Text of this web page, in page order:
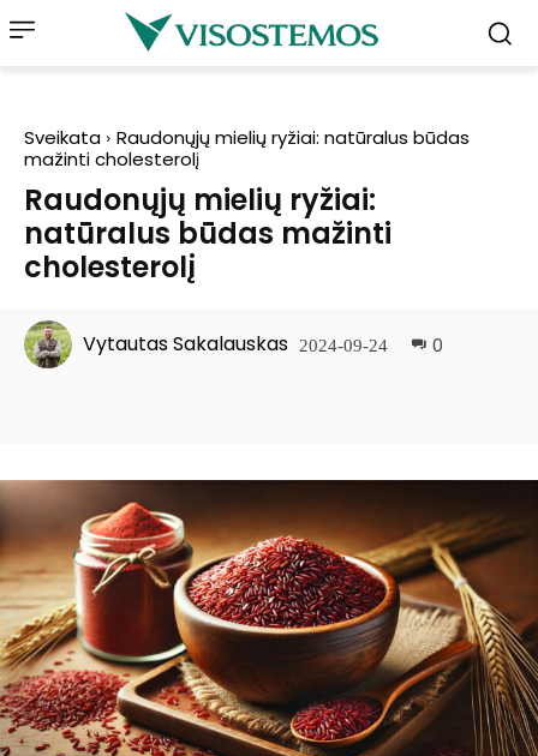
Sveikata
Raudonųjų mielių ryžiai: natūralus būdas
mažinti cholesterolį
Raudonųjų mielių ryžiai:
natūralus būdas mažinti
cholesterolį
Vytautas Sakalauskas 2024-09-24 0